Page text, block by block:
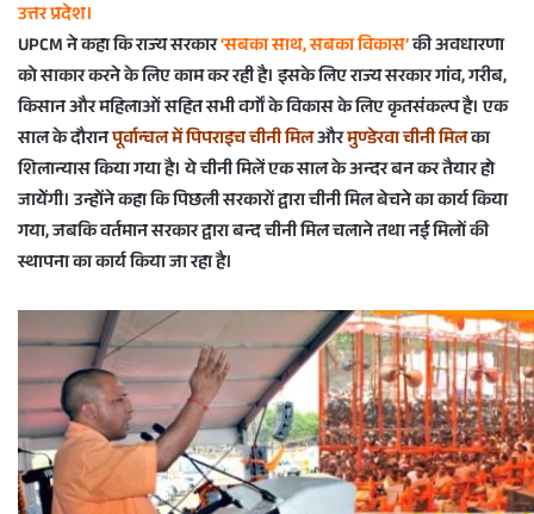
उत्तर प्रदेश।
UPCM ने कहा कि राज्य सरकार‘सबका साथ, सबका विकास’की अवधारणा
को साकार करने के लिए काम कर रही है। इसके लिए राज्य सरकार गांव, गरीब,
किसान और महिलाओं सहित सभी वर्गाें के विकास के लिए कृतसंकल्प है। एक
साल के दौरानपूर्वान्चल में पिपराइच चीनी मिलऔरमुण्डेरवा चीनी मिलका
शिलान्यास किया गया है। ये चीनी मिलें एक साल के अन्दर बन कर तैयार हो
जायेेंगी। उन्होंने कहा कि पिछली सरकारों द्वारा चीनी मिल बेचने का कार्य किया
गया, जबकि वर्तमान सरकार द्वारा बन्द चीनी मिल चलाने तथा नई मिलों की
स्थापना का कार्य किया जा रहा है।